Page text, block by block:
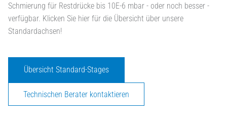
Schmierung für Restdrücke bis 10E-6 mbar - oder noch besser -
verfügbar. Klicken Sie hier für die Übersicht über unsere
Standardachsen!
Übersicht Standard-Stages
Technischen Berater kontaktieren